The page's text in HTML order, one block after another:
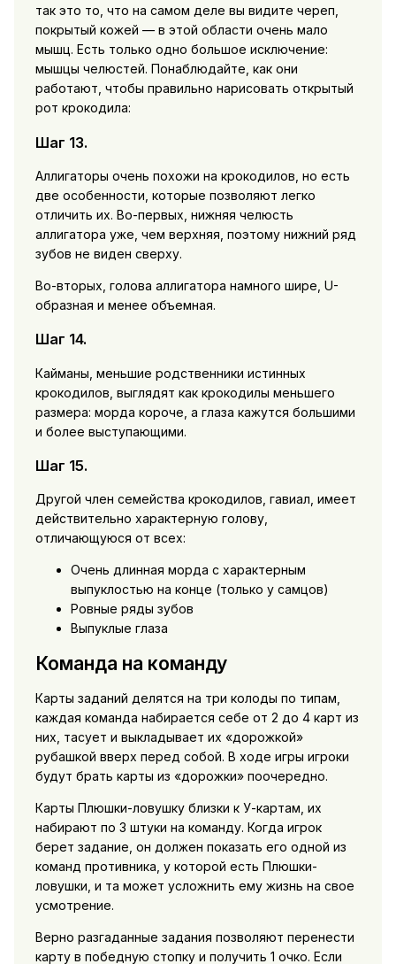
так это то, что на самом деле вы видите череп,
покрытый кожей — в этой области очень мало
мышц. Есть только одно большое исключение:
мышцы челюстей. Понаблюдайте, как они
работают, чтобы правильно нарисовать открытый
рот крокодила:
Шаг 13.
Аллигаторы очень похожи на крокодилов, но есть
две особенности, которые позволяют легко
отличить их. Во-первых, нижняя челюсть
аллигатора уже, чем верхняя, поэтому нижний ряд
зубов не виден сверху.
Во-вторых, голова аллигатора намного шире, U-
образная и менее объемная.
Шаг 14.
Кайманы, меньшие родственники истинных
крокодилов, выглядят как крокодилы меньшего
размера: морда короче, а глаза кажутся большими
и более выступающими.
Шаг 15.
Другой член семейства крокодилов, гавиал, имеет
действительно характерную голову,
отличающуюся от всех:
Очень длинная морда с характерным
выпуклостью на конце (только у самцов)
Ровные ряды зубов
Выпуклые глаза
Команда на команду
Карты заданий делятся на три колоды по типам,
каждая команда набирается себе от 2 до 4 карт из
них, тасует и выкладывает их «дорожкой»
рубашкой вверх перед собой. В ходе игры игроки
будут брать карты из «дорожки» поочередно.
Карты Плюшки-ловушку близки к У-картам, их
набирают по 3 штуки на команду. Когда игрок
берет задание, он должен показать его одной из
команд противника, у которой есть Плюшки-
ловушки, и та может усложнить ему жизнь на свое
усмотрение.
Верно разгаданные задания позволяют перенести
карту в победную стопку и получить 1 очко. Если